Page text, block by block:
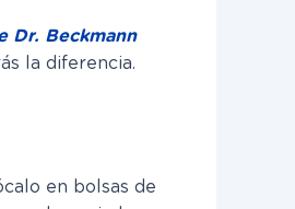
Dr. Beckmann
la diferencia.
en bolsas de